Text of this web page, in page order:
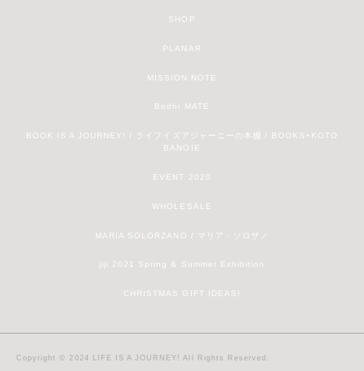
SHOP
PLANAR
MISSION NOTE
Bodhi MATE
BOOK IS A JOURNEY! / ライフイズアジャーニーの本棚 / BOOKS+KOTO
BANOIE
EVENT 2020
WHOLESALE
MARIA SOLORZANO / マリア・ソロザノ
jiji 2021 Spring & Summer Exhibition
CHRISTMAS GIFT IDEAS!
Copyright © 2024 LIFE IS A JOURNEY! All Rights Reserved.